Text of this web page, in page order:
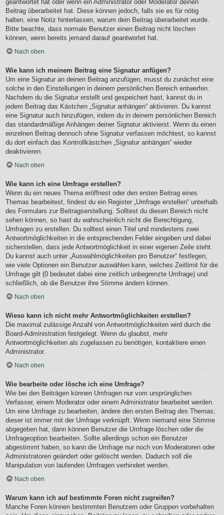
geantwortet hat oder wenn ein Administrator oder Moderator deinen
Beitrag überarbeitet hat. Diese können jedoch, falls sie es für nötig
halten, eine Notiz hinterlassen, warum dein Beitrag überarbeitet wurde.
Bitte beachte, dass normale Benutzer einen Beitrag nicht löschen
können, wenn bereits jemand darauf geantwortet hat.
Nach oben
Wie kann ich meinem Beitrag eine Signatur anfügen?
Um eine Signatur an deinen Beitrag anzufügen, musst du zunächst eine
solche in den Einstellungen in deinem persönlichen Bereich entwerfen.
Nachdem du die Signatur erstellt und gespeichert hast, kannst du in
jedem Beitrag das Kästchen „Signatur anhängen“ aktivieren. Du kannst
eine Signatur auch hinzufügen, indem du in deinem persönlichen Bereich
das standardmäßige Anhängen deiner Signatur aktivierst. Wenn du einen
einzelnen Beitrag dennoch ohne Signatur verfassen möchtest, so kannst
du dort einfach das Kontrollkästchen „Signatur anhängen“ wieder
deaktivieren.
Nach oben
Wie kann ich eine Umfrage erstellen?
Wenn du ein neues Thema eröffnest oder den ersten Beitrag eines
Themas bearbeitest, findest du ein Register „Umfrage erstellen“ unterhalb
des Formulars zur Beitragserstellung. Solltest du diesen Bereich nicht
sehen können, so hast du wahrscheinlich nicht die Berechtigung,
Umfragen zu erstellen. Du solltest einen Titel und mindestens zwei
Antwortmöglichkeiten in die entsprechenden Felder eingeben und dabei
sicherstellen, dass jede Antwortmöglichkeit in einer eigenen Zeile steht.
Du kannst auch unter „Auswahlmöglichkeiten pro Benutzer“ festlegen,
wie viele Optionen ein Benutzer auswählen kann, welches Zeitlimit für die
Umfrage gilt (0 bedeutet dabei eine zeitlich unbegrenzte Umfrage) und
schließlich, ob die Benutzer ihre Stimme ändern können.
Nach oben
Wieso kann ich nicht mehr Antwortmöglichkeiten erstellen?
Die maximal zulässige Anzahl von Antwortmöglichkeiten wird durch die
Board-Administration festgelegt. Wenn du glaubst, mehr
Antwortmöglichkeiten als zugelassen zu benötigen, kontaktiere einen
Administrator.
Nach oben
Wie bearbeite oder lösche ich eine Umfrage?
Wie bei den Beiträgen können Umfragen nur vom ursprünglichen
Verfasser, einem Moderator oder einem Administrator bearbeitet werden.
Um eine Umfrage zu bearbeiten, ändere den ersten Beitrag des Themas;
dieser ist immer mit der Umfrage verknüpft. Wenn niemand eine Stimme
abgegeben hat, dann können Benutzer die Umfrage löschen oder die
Umfrageoption bearbeiten. Sollte allerdings schon ein Benutzer
abgestimmt haben, so kann die Umfrage nur noch von Moderatoren oder
Administratoren geändert oder gelöscht werden. Dadurch soll die
Manipulation von laufenden Umfragen verhindert werden.
Nach oben
Warum kann ich auf bestimmte Foren nicht zugreifen?
Manche Foren können bestimmten Benutzern oder Gruppen vorbehalten